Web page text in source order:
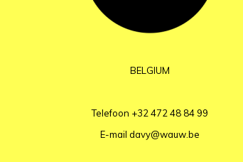
BELGIUM
Telefoon +32 472 48 84 99
E-mail davy@wauw.be